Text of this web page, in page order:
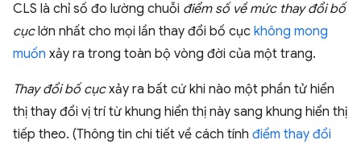
CLS là chỉ số đo lường chuỗi điểm số về mức thay đổi bố
cụclớn nhất cho mọi lần thay đổi bố cục không mong
muốn xảy ra trong toàn bộ vòng đời của một trang.
Thay đổi bố cụcxảy ra bất cứ khi nào một phần tử hiển
thị thay đổi vị trí từ khung hiển thị này sang khung hiển thị
tiếp theo. (Thông tin chi tiết về cách tính điểm thay đổi